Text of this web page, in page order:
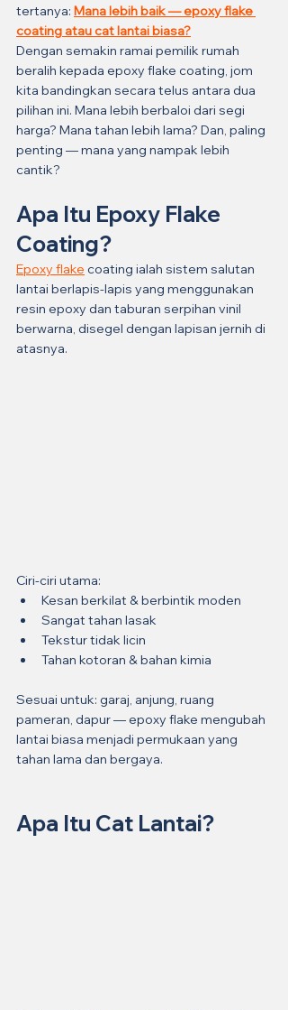
tertanya: Mana lebih baik — epoxy flake
coating atau cat lantai biasa?
Dengan semakin ramai pemilik rumah
beralih kepada epoxy flake coating, jom
kita bandingkan secara telus antara dua
pilihan ini. Mana lebih berbaloi dari segi
harga? Mana tahan lebih lama? Dan, paling
penting — mana yang nampak lebih
cantik?
Apa Itu Epoxy Flake
Coating?
Epoxy flake coating ialah sistem salutan
lantai berlapis-lapis yang menggunakan
resin epoxy dan taburan serpihan vinil
berwarna, disegel dengan lapisan jernih di
atasnya.
Ciri-ciri utama:
Kesan berkilat & berbintik moden
Sangat tahan lasak
Tekstur tidak licin
Tahan kotoran & bahan kimia
Sesuai untuk: garaj, anjung, ruang
pameran, dapur — epoxy flake mengubah
lantai biasa menjadi permukaan yang
tahan lama dan bergaya.
Apa Itu Cat Lantai?